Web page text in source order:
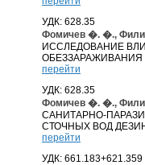
УДК: 628.35
Фомичев �. �.,
ИССЛЕДОВАНИЕ
перейти
УДК: 628.35
Фомичев �. �.,
САНИТАРНО-
СТОЧНЫХ ВОД
перейти
УДК: 661.183+621.359